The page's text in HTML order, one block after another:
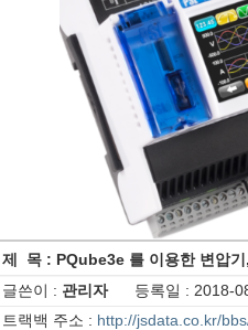
제 목 : PQube3e 를 이용한 변압기
글쓴이 : 관리자등록일 : 2018-
트랙백 주소 : http://jsdata.co.kr/